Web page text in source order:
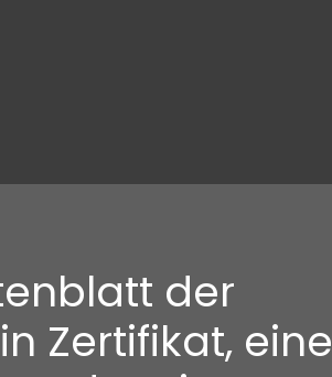
der
Zertifikat, eine